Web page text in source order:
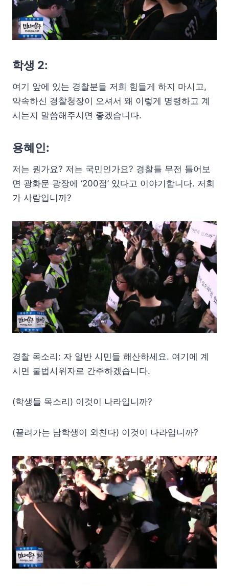
학생 2:
여기 앞에 있는 경찰분들 저희 힘들게 하지 마시고,
약속하신 경찰청장이 오셔서 왜 이렇게 명령하고 계
시는지 말씀해주시면 좋겠습니다.
용혜인:
저는 뭔가요? 저는 국민인가요? 경찰들 무전 들어보
면 광화문 광장에 ‘200점’ 있다고 이야기합니다. 저희
가 사람입니까?
경찰 목소리: 자 일반 시민들 해산하세요. 여기에 계
시면 불법시위자로 간주하겠습니다.
(학생들 목소리) 이것이 나라입니까?
(끌려가는 남학생이 외친다) 이것이 나라입니까?